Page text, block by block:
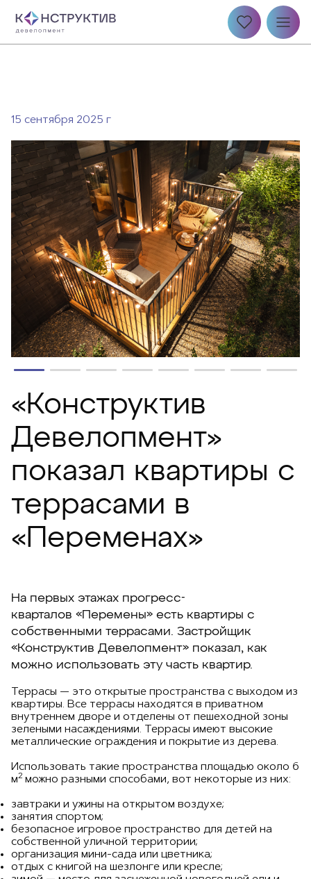
15 сентября 2025 г
«Конструктив
Девелопмент»
показал квартиры с
террасами в
«Переменах»
На первых этажах прогресс-
кварталов «Перемены» есть квартиры с
собственными террасами. Застройщик
«Конструктив Девелопмент» показал, как
можно использовать эту часть квартир.
Террасы — это открытые пространства с выходом из
квартиры. Все террасы находятся в приватном
внутреннем дворе и отделены от пешеходной зоны
зелеными насаждениями. Террасы имеют высокие
металлические ограждения и покрытие из дерева.
Использовать такие пространства площадью около 6
м2 можно разными способами, вот некоторые из них:
завтраки и ужины на открытом воздухе;
занятия спортом;
безопасное игровое пространство для детей на
собственной уличной территории;
организация мини-сада или цветника;
отдых с книгой на шезлонге или кресле;